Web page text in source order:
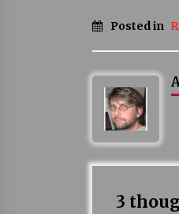
Posted in
3